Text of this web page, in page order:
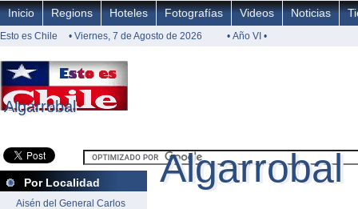
Algarrobal
Algarrobal
Inicio Regions Hoteles Fotografías Videos Noticias
Esto es Chile • Viernes, 7 de Agosto de 2026 • Año VI •
Por Localidad
Aisén del General Carlos
Algarrobal
Algarrobal